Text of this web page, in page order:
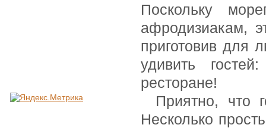
Поскольку
афродизиакам,
приготовив для
удивить
ресторане!
Приятно, что
Несколько